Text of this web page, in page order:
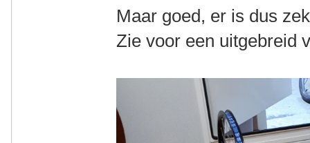
Maar goed, er is dus
Zie voor een uitgebreid